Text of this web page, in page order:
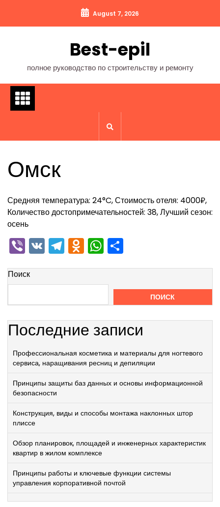
содержимому
August 7, 2026
Best-epil
полное руководство по строительству и ремонту
Омск
Средняя температура: 24°C, Стоимость отеля: 4000₽,
Количество достопримечательностей: 38, Лучший сезон:
осень
Viber
VKTelegram
Odnoklassniki
WhatsApp
Поиск
ПОИСК
Последние записи
Профессиональная косметика и материалы для ногтевого
сервиса, наращивания ресниц и депиляции
Принципы защиты баз данных и основы информационной
безопасности
Конструкция, виды и способы монтажа наклонных штор
плиссе
Обзор планировок, площадей и инженерных характеристик
квартир в жилом комплексе
Принципы работы и ключевые функции системы
управления корпоративной почтой